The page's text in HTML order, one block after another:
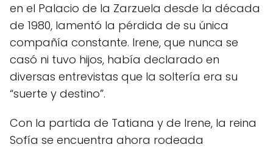
en el Palacio de la Zarzuela desde la década
de 1980, lamentó la pérdida de su única
compañía constante. Irene, que nunca se
casó ni tuvo hijos, había declarado en
diversas entrevistas que la soltería era su
“suerte y destino”.
Con la partida de Tatiana y de Irene, la reina
Sofía se encuentra ahora rodeada